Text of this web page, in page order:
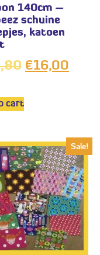
140cm –
schuine
katoen
€16,00
cart
Sale!